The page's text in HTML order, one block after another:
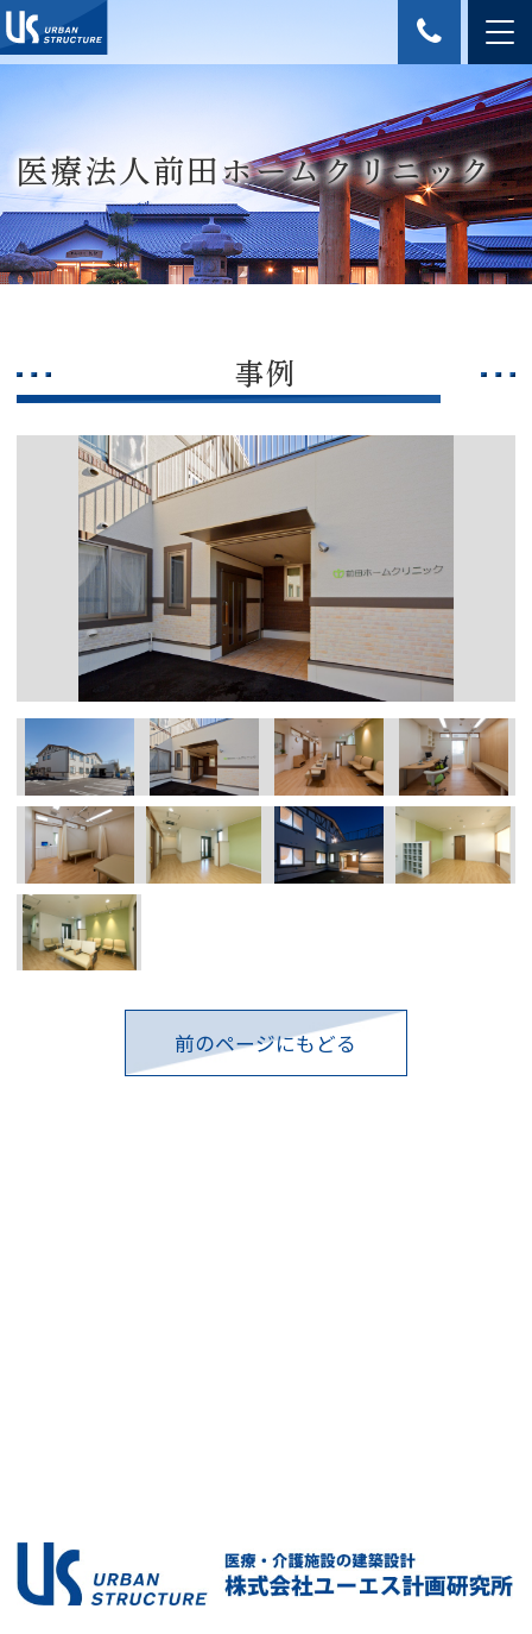
医療法人前田ホームクリニック
事例
前のページにもどる